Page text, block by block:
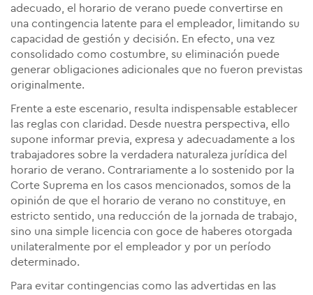
adecuado, el horario de verano puede convertirse en
una contingencia latente para el empleador, limitando su
capacidad de gestión y decisión. En efecto, una vez
consolidado como costumbre, su eliminación puede
generar obligaciones adicionales que no fueron previstas
originalmente.
Frente a este escenario, resulta indispensable establecer
las reglas con claridad. Desde nuestra perspectiva, ello
supone informar previa, expresa y adecuadamente a los
trabajadores sobre la verdadera naturaleza jurídica del
horario de verano. Contrariamente a lo sostenido por la
Corte Suprema en los casos mencionados, somos de la
opinión de que el horario de verano no constituye, en
estricto sentido, una reducción de la jornada de trabajo,
sino una simple licencia con goce de haberes otorgada
unilateralmente por el empleador y por un período
determinado.
Para evitar contingencias como las advertidas en las